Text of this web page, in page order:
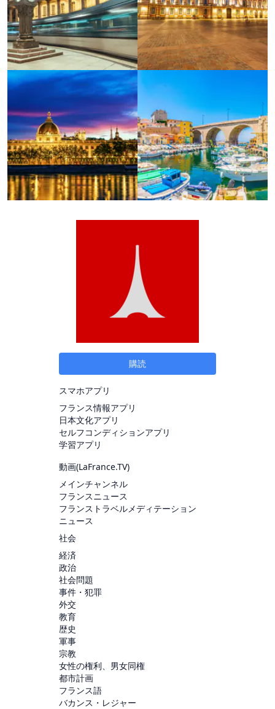
購読
スマホアプリ
フランス情報アプリ
日本文化アプリ
セルフコンディションアプリ
学習アプリ
動画(LaFrance.TV)
メインチャンネル
フランスニュース
フランストラベルメディテーション
ニュース
社会
経済
政治
社会問題
事件・犯罪
外交
教育
歴史
軍事
宗教
女性の権利、男女同権
都市計画
フランス語
バカンス・レジャー